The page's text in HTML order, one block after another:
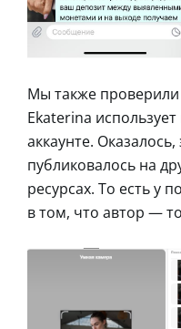
Мы также
Ekaterina
аккаунте.
публиковалось на
ресурсах. То есть у
в том, что автор —